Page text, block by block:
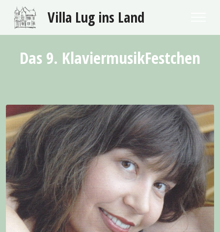
Villa Lug ins Land
Das 9. KlaviermusikFestchen